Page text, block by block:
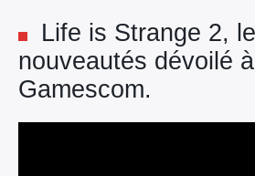
Life is Strange 2,
nouveautés dévoilé
Gamescom.